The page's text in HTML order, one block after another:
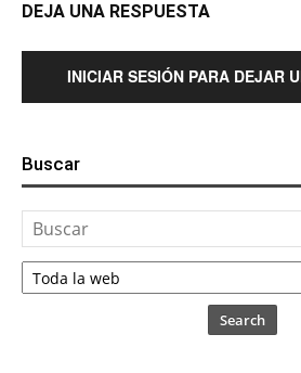
DEJA UNA RESPUESTA
INICIAR SESIÓN PARA DEJAR
Buscar
Search